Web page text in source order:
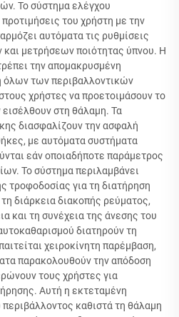
Το σύστημα ελέγχου
του χρήστη με την
αυτόματα τις ρυθμίσεις
μετρήσεων ποιότητας ύπνου. Η
την απομακρυσμένη
όλων των περιβαλλοντικών
χρήστες να προετοιμάσουν το
στη θάλαμη. Τα
διασφαλίζουν την ασφαλή
με αυτόματα συστήματα
εάν οποιαδήποτε παράμετρος
Το σύστημα περιλαμβάνει
τροφοδοσίας για τη διατήρηση
διάρκεια διακοπής ρεύματος,
και τη συνέχεια της άνεσης του
διατηρούν τη
χειροκίνητη παρέμβαση,
παρακολουθούν την απόδοση
τους χρήστες για
Αυτή η εκτεταμένη
καθιστά τη θάλαμη